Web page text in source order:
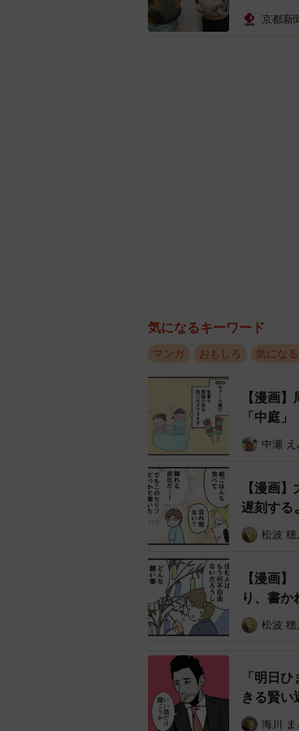
また他にも「余ったSの
したが、こちらの投稿を
形でテープおむつの使
す。そんな反響を呼んだ
京都新
気になるキーワード
マンガ おもしろ 気になる
【漫画
「中庭
中瀬 え
【漫画
遅刻する
松波 穂
【漫画
り、書
松波 穂
「明日
きる賢い
海川 ま